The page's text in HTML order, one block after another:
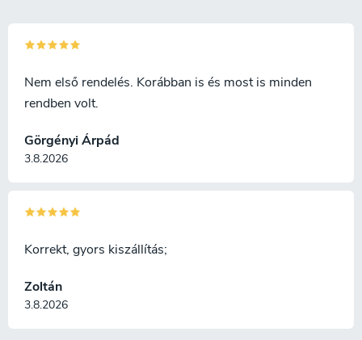
Görgényi Árpád
3.8.2026
Nem első rendelés. Korábban is és most is minden
rendben volt.
Zoltán
3.8.2026
Korrekt, gyors kiszállítás;